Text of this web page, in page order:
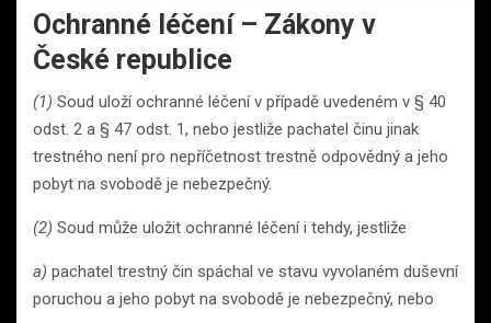
Ochranné léčení – Zákony v
České republice
(1) Soud uloží ochranné léčení v případě uvedeném v § 40
odst. 2 a § 47 odst. 1, nebo jestliže pachatel činu jinak
trestného není pro nepříčetnost trestně odpovědný a jeho
pobyt na svobodě je nebezpečný.
(2) Soud může uložit ochranné léčení i tehdy, jestliže
a) pachatel trestný čin spáchal ve stavu vyvolaném duševní
poruchou a jeho pobyt na svobodě je nebezpečný, nebo